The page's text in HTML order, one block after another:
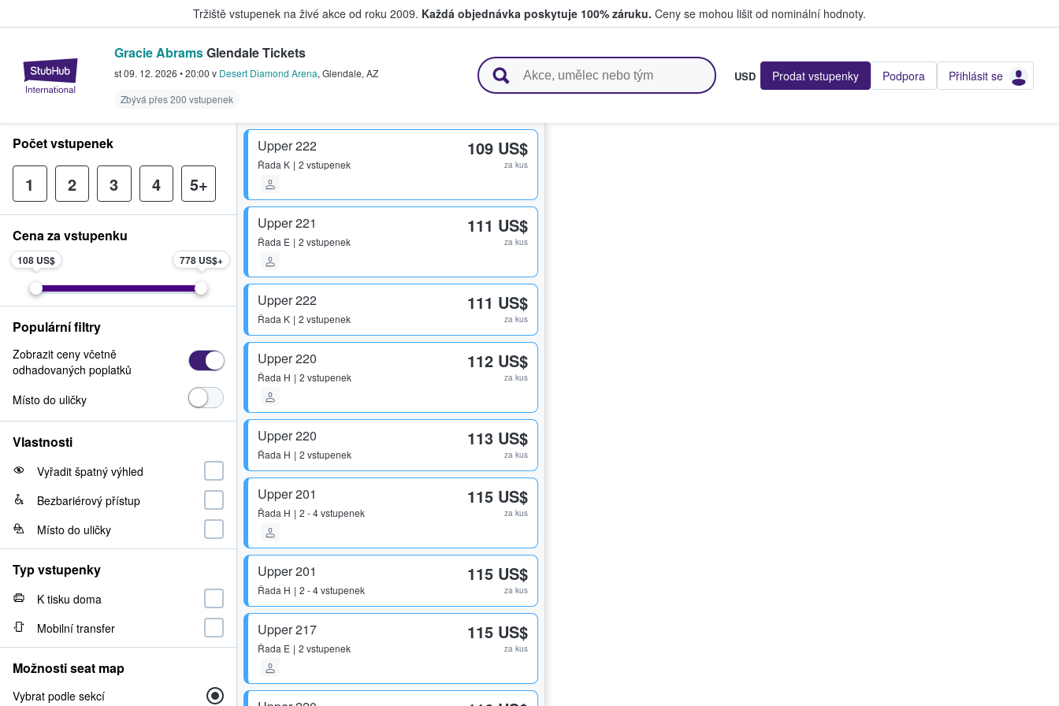
Tržiště vstupenek na živé akce od roku 2009. Každá objednávka poskytuje 100% záruku. Ceny se mohou lišit od nominální hodnoty.
StubHub – Místo, kde fanoušci kupují a prodávají vstupenky
Gracie AbramsGlendale Tickets
st 09. 12. 2026 •20:00 v Desert Diamond Arena, Glendale, AZ
Zbývá přes 200 vstupenek
USD Prodat vstupenky Podpora Přihlásit se
Upper 222
Řada K 2 vstupenek
109 US$
za kus
Upper 221
Řada E 2 vstupenek
111 US$
za kus
Upper 222
Řada K 2 vstupenek
111 US$
za kus
Upper 220
Řada H 2 vstupenek
112 US$
za kus
Upper 220
Řada H 2 vstupenek
113 US$
za kus
Upper 201
Řada H 2 - 4 vstupenek
115 US$
za kus
Upper 201
Řada H 2 - 4 vstupenek
115 US$
za kus
Upper 217
Řada E 2 vstupenek
115 US$
za kus
Počet vstupenek
1 2 3 4 5+
Cena za vstupenku
108 US$ 778 US$
Populární filtry
Zobrazit ceny včetně
odhadovaných poplatků
Místo do uličky
Vlastnosti
Vyřadit špatný výhled
Bezbariérový přístup
Místo do uličky
Typ vstupenky
K tisku doma
Mobilní transfer
Možnosti seat map
Vybrat podle sekcí